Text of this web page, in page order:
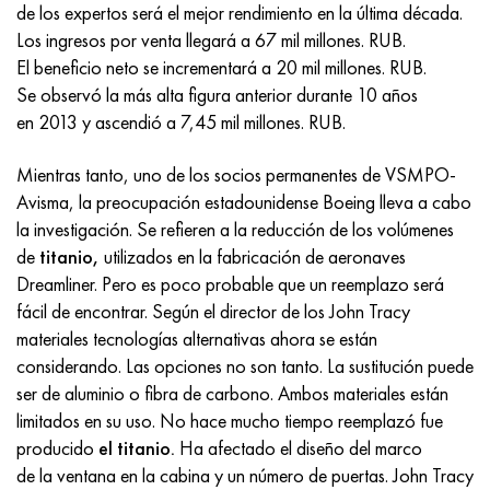
de los expertos será el mejor rendimiento en la última década.
Los ingresos por venta llegará a 67 mil millones. RUB.
El beneficio neto se incrementará a 20 mil millones. RUB.
Se observó la más alta figura anterior durante 10 años
en 2013 y ascendió a 7,45 mil millones. RUB.
Mientras tanto, uno de los socios permanentes de VSMPO-
Avisma, la preocupación estadounidense Boeing lleva a cabo
la investigación. Se refieren a la reducción de los volúmenes
de titanio, utilizados en la fabricación de aeronaves
Dreamliner. Pero es poco probable que un reemplazo será
fácil de encontrar. Según el director de los John Tracy
materiales tecnologías alternativas ahora se están
considerando. Las opciones no son tanto. La sustitución puede
ser de aluminio o fibra de carbono. Ambos materiales están
limitados en su uso. No hace mucho tiempo reemplazó fue
producido el titanio. Ha afectado el diseño del marco
de la ventana en la cabina y un número de puertas. John Tracy
Incotherm
incotest
Jette M152
Cobalto 6B
maraging 250
René 41
Maraging 300
Maraging 350
MP35N
47ND
47НХР
49KF
49K2F, 49K2FA-VI
Aleación 50N
Aleación 50NP
50NHS
Aleación 52N
52K12F
HN62VMYUT
HN62MVKYU
HN63MB
XN65VM
KhN65VMTYu
KhN67MVTYu
KhN68VKTYU
KhN68VMTYUK-vd
KhN70VMTYu
VT-35
PT-1M
PT-3V
PT-7M
2B
SPT-2 sv
A LAS 3
3M
TL3
1.4466 - AISI 310MoLn
Aleación Al6xn
15-7Ph® - 1.4532
PH 13-8 meses - 1.4534
1.4542 - 17-4Ph®
Custom 455® - 1.4543 - uns s45500
1.4545 - 15-5Ph®
1.4548 - 17-4Ph®
1.4550 - AISI 347
10X17H13M3T
10X18N18Yu4D
11X11N2V2MF
12Х18Н9Т
13X11N2V2MF
15x11mf
15х12vnmf
15Х12Н2MVFAB
15X16K5N2MVFAB
2,0872, CuNi10Fe1Mn, Cw352h
Bronce aluminio silicio
CW301G, C64200
bronce de silicio
C65500, CuAl11Fe3
C65620, CuSi3Fe2Zn3
C65100, CuSi1.5
Bronce estaño-plomo
c92200, CuSn6Zn4Pb2
latón rojo
C84400, CuSn2ZnPb
C83600, CuSn5ZnPb
45G2, 45g2, AISI 1144
Aleación de acero estructural
10g2, 10g2, AISI 1513
12X2H4A, 15NiCr13, 1.5752
AC14, 11SMnPb30
20G, 20mn5
20XH3A, AISI 4320, 20hn3a
20HM, 24CrMo5, 20hm
25KhGM, 20CrMo5, 1.7264
Р6М5, 1.3343, hs6-5-2, sw7m
Р6М5К5, 1.3243, hs6-5-2-5
R6M5F3, 1.3344, hs6-5-3
9М4К8,1.3207
R12F3, 1.3318, sw12
P18, 1,3355, hs18-0-1, sw18
Acero carbono
10,1.1645, C105W1
11G12, 110G13L, X120Mn12